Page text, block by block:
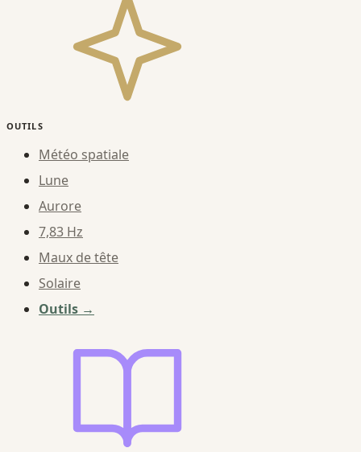
OUTILS
Météo spatiale
Lune
Aurore
7,83 Hz
Maux de tête
Solaire
Outils →